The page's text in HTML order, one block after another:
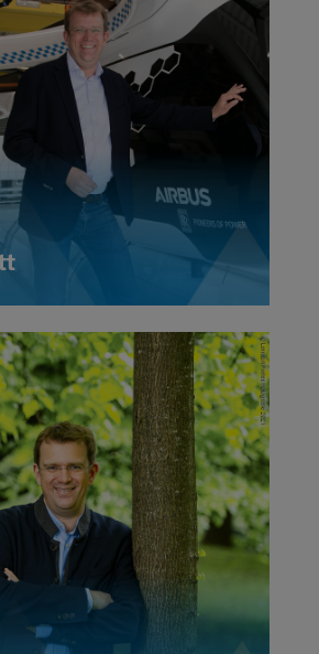
und in die Region holen.
wir drauf achten, dass
bewährte Regeln des
Zusammenlebens nicht
und diejenigen, die
nicht ganz Schritt
nicht zurückbleiben.
in unserer Region wird uns
besonders
treffen.
täglich, dass sich das
Das wird die größte
für die kommenden
Wie wir diese Aufgabe
ist zugleich eines der
Politik. Ich stehe hierbei
und Fortschritt anstatt
einfache Verbote und